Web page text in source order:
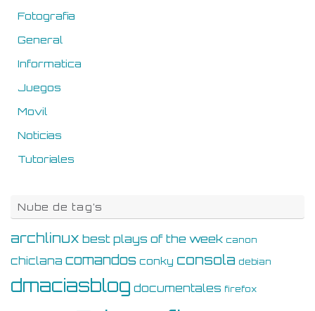
Fotografia
General
Informatica
Juegos
Movil
Noticias
Tutoriales
Nube de tag’s
archlinux best plays of the week canon
chiclana comandos conky consola debian
dmaciasblog documentales firefox